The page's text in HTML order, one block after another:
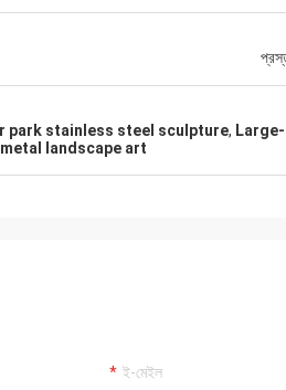
park stainless steel sculpture,
landscape art